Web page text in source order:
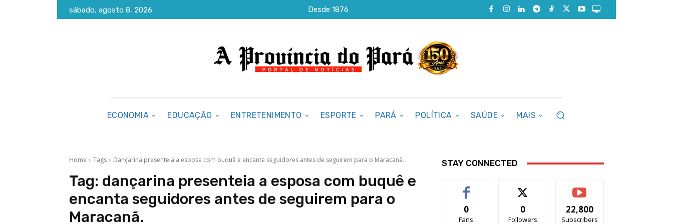
sábado, agosto 8, 2026 Desde 1876
ECONOMIA EDUCAÇÃO ENTRETENIMENTO ESPORTE PARÁ POLÍTICA SAÚDE MAIS
Home Tags Dançarina presenteia a esposa com buquê e encanta seguidores antes de seguirem para o Maracanã.
Tag: dançarina presenteia a esposa com buquê e
encanta seguidores antes de seguirem para o
Maracanã.
STAY CONNECTED
0
Fans
0
Followers
22,800
Subscribers